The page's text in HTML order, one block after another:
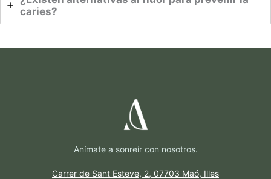
caries?
Anímate a sonreír con nosotros.
Carrer de Sant Esteve, 2, 07703 Maó, Illes